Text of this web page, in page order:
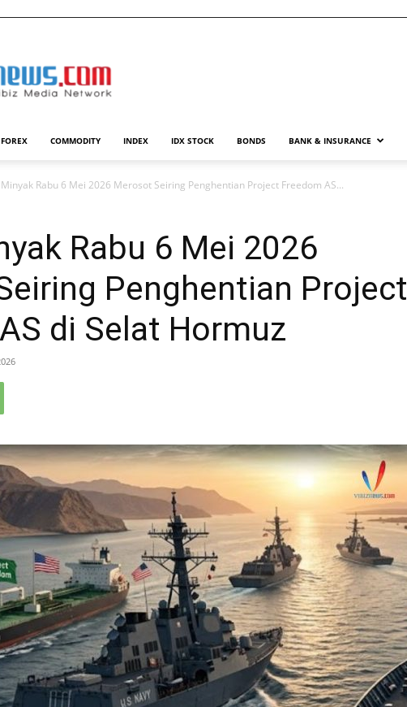
FOREX COMMODITY INDEX IDX STOCK BONDS BANK & INSURANCE
Rabu 6 Mei 2026 Merosot Seiring Penghentian Project Freedom AS...
Rabu 6 Mei 2026
Penghentian Project
di Selat Hormuz